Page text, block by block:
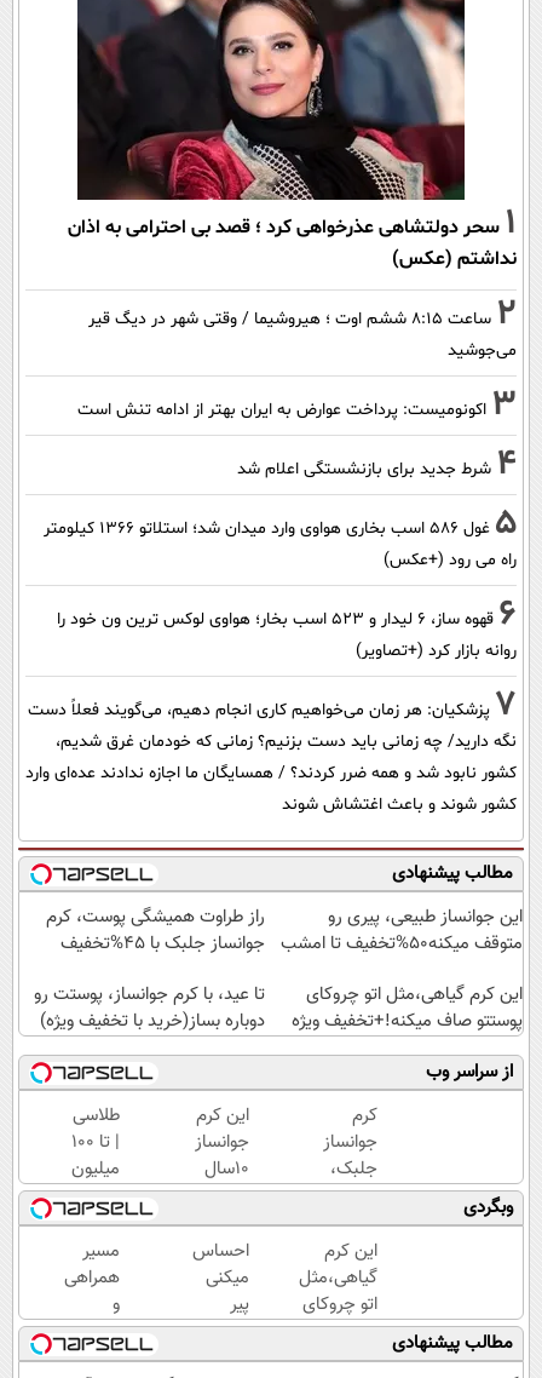
1 سحر دولتشاهی عذرخواهی کرد ؛ قصد بی احترامی به اذان
نداشتم (عکس)
2
ساعت ۸:۱۵ ششم اوت ؛ هیروشیما / وقتی شهر در دیگ قیر
می‌جوشید
3 اکونومیست: پرداخت عوارض به ایران بهتر از ادامه تنش است
4 شرط جدید برای بازنشستگی اعلام شد
5
غول 586 اسب بخاری هواوی وارد میدان شد؛ استلاتو 1366 کیلومتر
راه می رود (+عکس)
6
قهوه ساز، 6 لیدار و 523 اسب بخار؛ هواوی لوکس ترین ون خود را
روانه بازار کرد (+تصاویر)
7 پزشکیان: هر زمان می‌خواهیم کاری انجام دهیم، می‌گویند فعلاً دست
نگه دارید/ چه زمانی باید دست بزنیم؟ زمانی که خودمان غرق شدیم،
کشور نابود شد و همه ضرر کردند؟ / همسایگان ما اجازه ندادند عده‌ای وارد
کشور شوند و باعث اغتشاش شوند
مطالب پیشنهادی
این جوانساز طبیعی، پیری رو
متوقف میکنه50%تخفیف تا امشب
راز طراوت همیشگی پوست، کرم
جوانساز جلبک با 45%تخفیف
این کرم گیاهی،مثل اتو چروکای
پوستتو صاف میکنه!+تخفیف ویژه
تا عید، با کرم جوانساز، پوستت رو
دوباره بساز(خرید با تخفیف ویژه)
از سراسر وب
کرم
جوانساز
جلبک،
هدیه
طبیعت به
شما(خرید
با تخفیف
ویژه)
این کرم
جوانساز
10سال
سنتو
کم
میکنه
(با
تخفیف
ویژه)
طلاسی
| تا 100
میلیون
وام
آنی
خرید
طلا💰
ثبت
نام
کن!
وبگردی
این کرم
گیاهی،مثل
اتو چروکای
پوستتوصاف
میکنه!50%تخفیف
احساس
میکنی
پیر
شدی؟
جوانی
مسیر
همراهی
و
گزارش
عملکرد
مطالب پیشنهادی